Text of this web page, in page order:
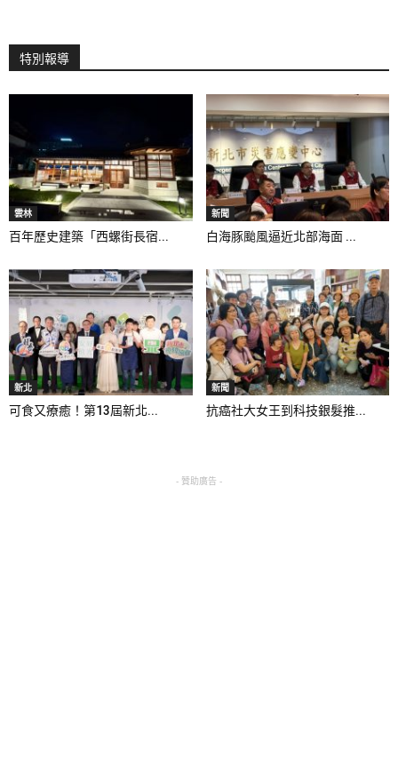
特別報導
雲林
百年歷史建築「西螺街長宿...
新聞
白海豚颱風逼近北部海面 ...
新北
可食又療癒！第13屆新北...
新聞
抗癌社大女王到科技銀髮推...
- 贊助廣告 -